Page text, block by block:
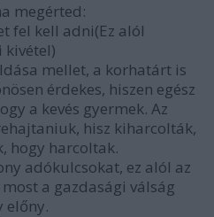
megérted:
fel kell adni(Ez alól
kivétel)
mellet, a korhatárt is
érdekes, hiszen egész
a kevés gyermek. Az
hisz kiharcolták,
hogy harcoltak.
adókulcsokat, ez alól az
a gazdasági válság
előny.